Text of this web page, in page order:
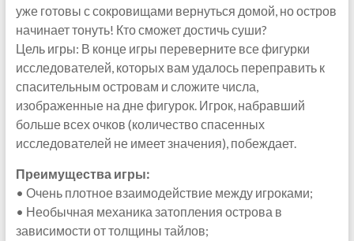
уже готовы с сокровищами вернуться домой, но остров
начинает тонуть! Кто сможет достичь суши?
Цель игры: В конце игры переверните все фигурки
исследователей, которых вам удалось переправить к
спасительным островам и сложите числа,
изображенные на дне фигурок. Игрок, набравший
больше всех очков (количество спасенных
исследователей не имеет значения), побеждает.
Преимущества игры:
• Очень плотное взаимодействие между игроками;
• Необычная механика затопления острова в
зависимости от толщины тайлов;